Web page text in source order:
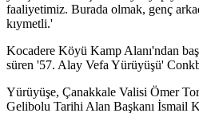
faaliyetimiz. Burada olmak, genç
kıymetli.'
Kocadere Köyü Kamp Alanı'ndan
süren '57. Alay Vefa Yürüyüşü'
Yürüyüşe, Çanakkale Valisi Ömer
Gelibolu Tarihi Alan Başkanı İsmail